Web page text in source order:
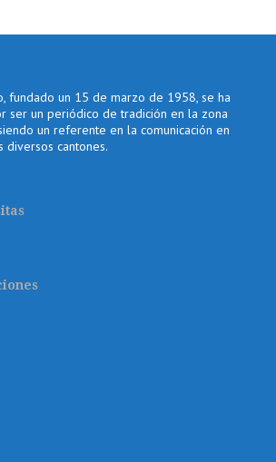
fundado un 15 de marzo de 1958, se ha
ser un periódico de tradición en la zona
un referente en la comunicación en
diversos cantones.